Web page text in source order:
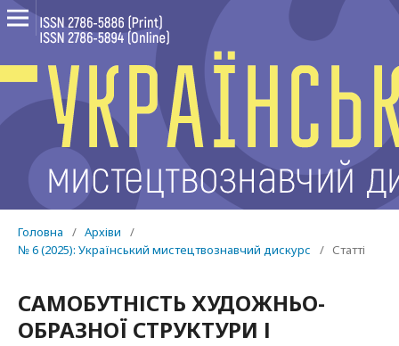
Головна / Архіви
/
№ 6 (2025): Український мистецтвознавчий дискурс
/ Статті
САМОБУТНІСТЬ ХУДОЖНЬО-
ОБРАЗНОЇ СТРУКТУРИ І